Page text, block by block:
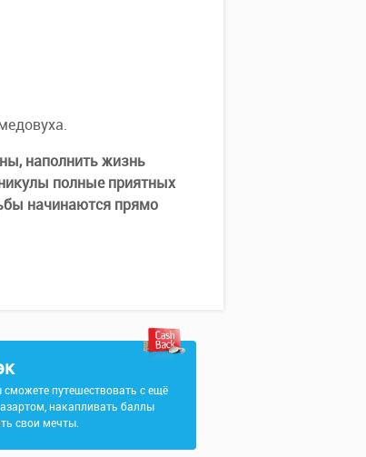
наполнить жизнь
полные приятных
начинаются прямо
сможете путешествовать с ещё
накапливать баллы
свои мечты.